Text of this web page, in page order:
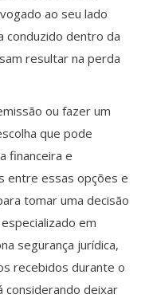
ao seu lado
conduzido dentro da
resultar na perda
ou fazer um
que pode
financeira e
entre essas opções e
tomar uma decisão
em
segurança jurídica,
recebidos durante o
considerando deixar